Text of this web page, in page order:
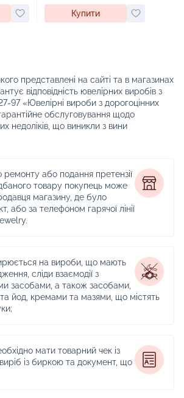
Купити
представлені на сайті та в магазинах
відповідність ювелірних виробів з
97 «Ювелірні вироби з дорогоцінних
обслуговування щодо
недоліків, що виникли з вини
ремонту або подання претензії
товару покупець може
магазину, де було
або за телефоном гарячої лінії
на вироби, що мають
сліди взаємодії з
засобами, а також засобами,
йод, кремами та мазями, що містять
мати товарний чек із
із биркою та документ, що